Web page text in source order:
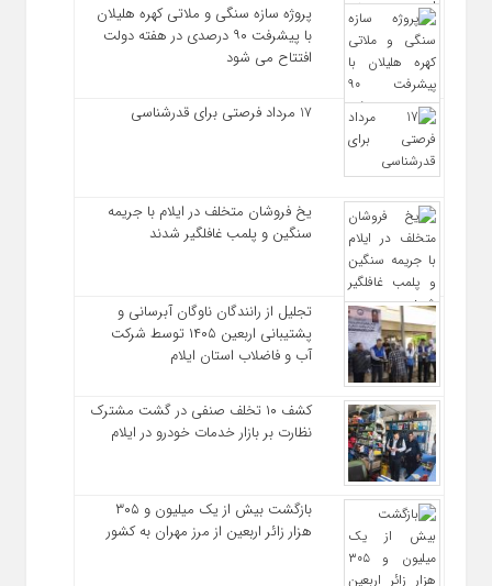
پروژه سازه سنگی و ملاتی کهره هلیلان
با پیشرفت ۹۰ درصدی در هفته دولت
افتتاح می شود
17 مرداد فرصتی برای قدرشناسی
یخ‌ فروشان متخلف در ایلام با جریمه
سنگین و پلمب غافلگیر شدند
تجلیل از رانندگان ناوگان آبرسانی و
پشتیبانی اربعین ۱۴۰۵ توسط شرکت
آب و فاضلاب استان ایلام
کشف ۱۰ تخلف صنفی در گشت مشترک
نظارت بر بازار خدمات خودرو در ایلام
بازگشت بیش از یک میلیون و ۳۰۵
هزار زائر اربعین از مرز مهران به کشور